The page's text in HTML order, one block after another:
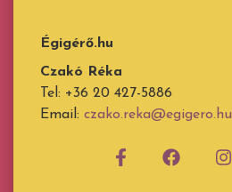
Égigérő.hu
Czakó Réka
Tel: +36 20 427-5886
Email: czako.reka@egigero.hu